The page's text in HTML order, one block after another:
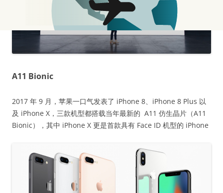
A11 Bionic
2017 年 9 月，苹果一口气发表了 iPhone 8、iPhone 8 Plus 以
及 iPhone X，三款机型都搭载当年最新的 A11 仿生晶片（A11
Bionic），其中 iPhone X 更是首款具有 Face ID 机型的 iPhone